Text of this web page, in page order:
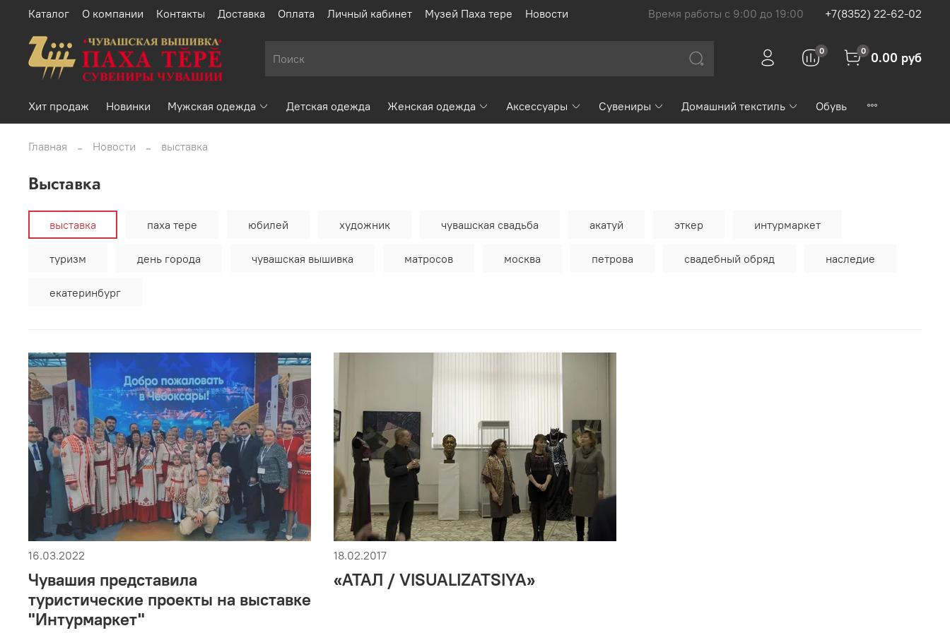
Каталог О компании Контакты Доставка Оплата Личный кабинет Музей Паха тере Новости Время работы с 9:00 до 19:00 +7(8352) 22-62-02
0 0 0.00 руб
Хит продаж Новинки Мужская одежда Детская одежда Женская одежда Аксессуары Сувениры Домашний текстиль Обувь
Главная Новости выставка
выставка
выставка паха тере юбилей художник чувашская свадьба акатуй эткер интурмаркет
туризм день города чувашская вышивка матросов москва петрова свадебный обряд наследие
екатеринбург
16.03.2022
Чувашия представила
туристические проекты на выставке
"Интурмаркет"
18.02.2017
«АТАЛ / VISUALIZATSIYA»